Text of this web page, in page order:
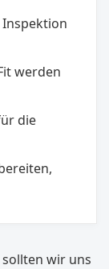
werden
die
wir uns